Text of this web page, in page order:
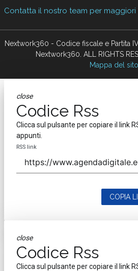
Contatta il nostro team per maggiori
Nextwork360 - Codice fiscale e Partita
Nextwork360. ALL RIGHTS
Mappa del sito
close
Codice Rss
Clicca sul pulsante per copiare il link
appunti.
RSS link
COPIA
close
Codice Rss
Clicca sul pulsante per copiare il link